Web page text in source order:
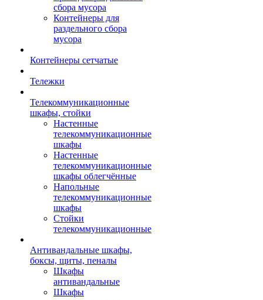
сбора мусора
Контейнеры для
раздельного сбора
мусора
Контейнеры сетчатые
Тележки
Телекоммуникационные
шкафы, стойки
Настенные
телекоммуникационные
шкафы
Настенные
телекоммуникационные
шкафы облегчённые
Напольные
телекоммуникационные
шкафы
Стойки
телекоммуникационные
Антивандальные шкафы,
боксы, щиты, пеналы
Шкафы
антивандальные
Шкафы